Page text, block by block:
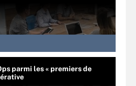
parmi les « premiers de